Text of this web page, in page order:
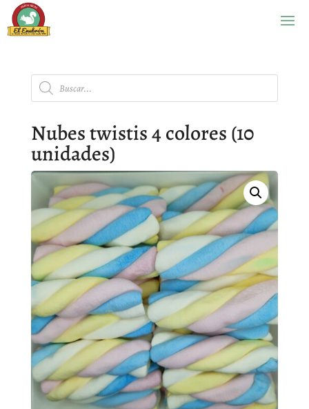
Búsqueda
de
productos
Nubes twistis 4 colores (10
unidades)